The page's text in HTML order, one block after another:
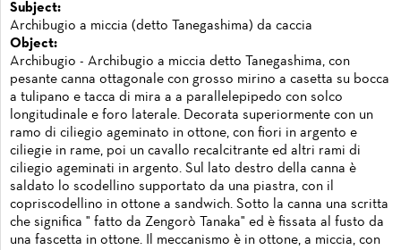
Subject:
Archibugio a miccia (detto Tanegashima) da caccia
Object:
Archibugio - Archibugio a miccia detto Tanegashima, con
pesante canna ottagonale con grosso mirino a casetta su bocca
a tulipano e tacca di mira a a parallelepipedo con solco
longitudinale e foro laterale. Decorata superiormente con un
ramo di ciliegio ageminato in ottone, con fiori in argento e
ciliegie in rame, poi un cavallo recalcitrante ed altri rami di
ciliegio ageminati in argento. Sul lato destro della canna è
saldato lo scodellino supportato da una piastra, con il
copriscodellino in ottone a sandwich. Sotto la canna una scritta
che significa " fatto da Zengorò Tanaka" ed è fissata al fusto da
una fascetta in ottone. Il meccanismo è in ottone, a miccia, con